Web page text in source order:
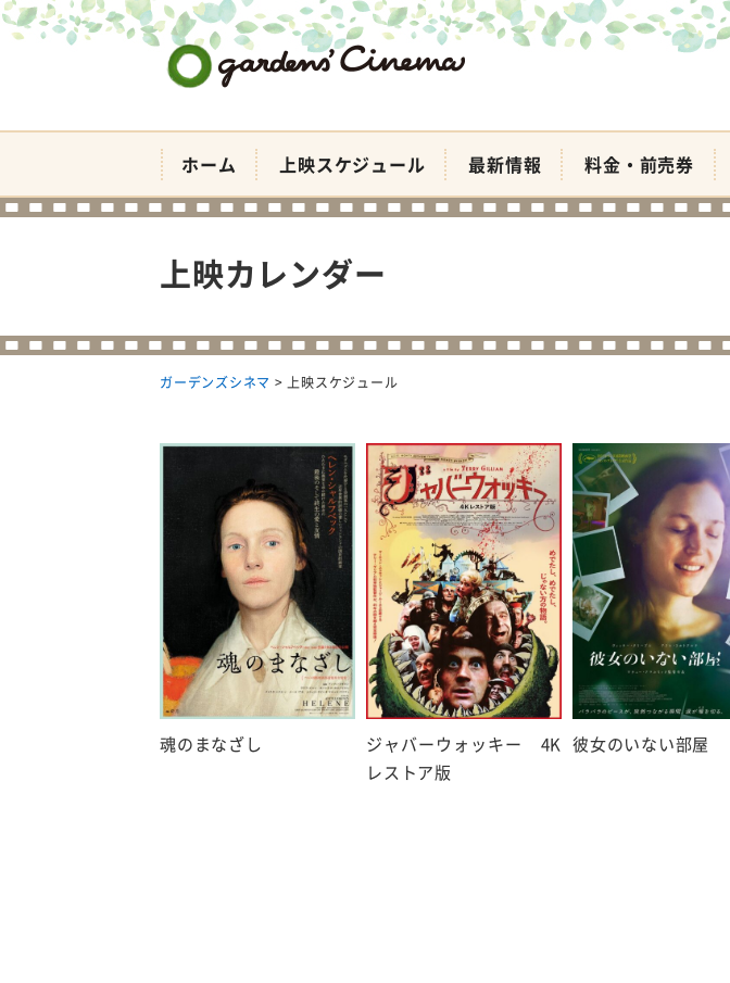
ホーム 上映スケジュール 最新情報 料金・前売券
上映カレンダー
ガーデンズシネマ >上映スケジュール
魂のまなざし
ジャバーウォッキー 4K
レストア版
彼女のいない部屋